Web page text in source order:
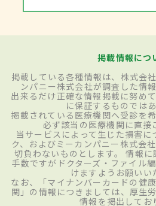
掲載情報につ
掲載している各種情報は、株式会
ンパニー株式会社が調査した情
出来るだけ正確な情報掲載に努め
に保証するものではあ
掲載されている医療機関へ受診を
必ず該当の医療機関に直接
当サービスによって生じた損害に
ク、およびミーカンパニー株式会
切負わないものとします。 情報
手数ですがドクターズ・ファイル
けますようお願いい
なお、「マイナンバーカードの健
関」の情報につきましては、厚生
情報を掲出してお